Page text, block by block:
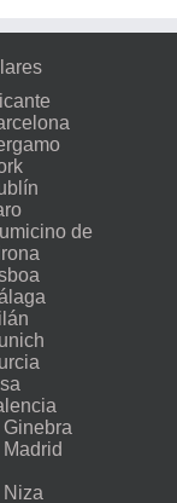
de
Niza